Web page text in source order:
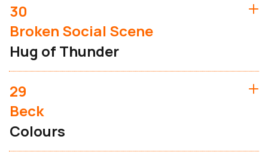
30
Broken Social Scene
Hug of Thunder
29
Beck
Colours